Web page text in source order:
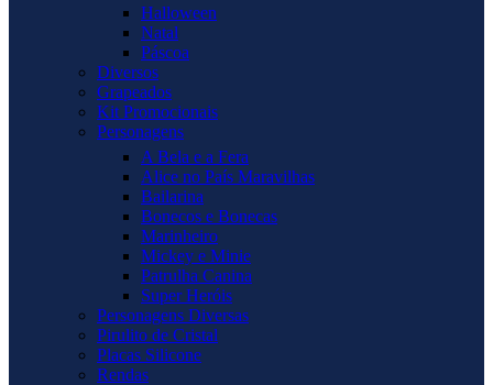
Halloween
Natal
Páscoa
Diversos
Grapeados
Kit Promocionais
Personagens
A Bela e a Fera
Alice no País Maravilhas
Bailarina
Bonecos e Bonecas
Marinheiro
Mickey e Minie
Patrulha Canina
Super Heróis
Personagens Diversas
Pirulito de Cristal
Placas Silicone
Rendas